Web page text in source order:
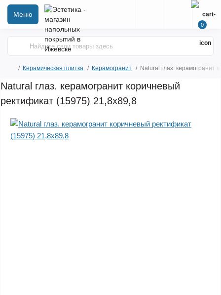
Меню
0
Керамическая плитка Керамогранит Natural глаз. керамогранит
Natural глаз. керамогранит коричневый
ректификат (15975) 21,8x89,8